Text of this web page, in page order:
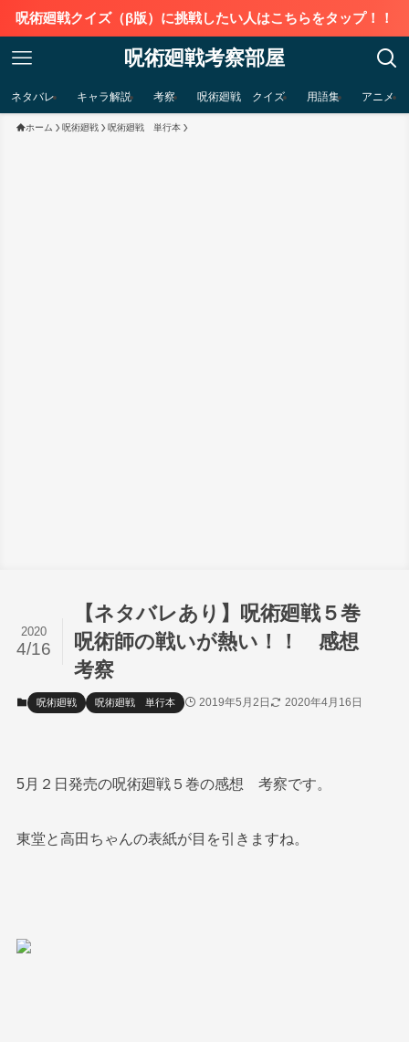
呪術廻戦クイズ（β版）に挑戦したい人はこちらをタップ！！
呪術廻戦考察部屋
ネタバレ キャラ解説 考察 呪術廻戦 クイズ 用語集 アニメ
ホーム 呪術廻戦 呪術廻戦 単行本
【ネタバレあり】呪術廻戦５巻
呪術師の戦いが熱い！！ 感想
考察
2020
4/16
呪術廻戦 呪術廻戦 単行本 2019年5月2日 2020年4月16日
5月２日発売の呪術廻戦５巻の感想 考察です。
東堂と高田ちゃんの表紙が目を引きますね。